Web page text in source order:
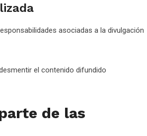
asociadas a la divulgación
el contenido difundido
de las